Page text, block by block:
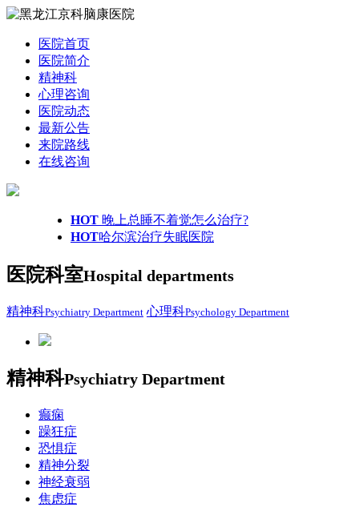
医院首页
医院简介
精神科
心理咨询
医院动态
最新公告
来院路线
在线咨询
HOT 晚上总睡不着觉怎么治疗?
HOT哈尔滨治疗失眠医院
医院科室Hospital departments
精神科Psychiatry Department 心理科Psychology Department
精神科Psychiatry Department
癫痫
躁狂症
恐惧症
精神分裂
神经衰弱
焦虑症